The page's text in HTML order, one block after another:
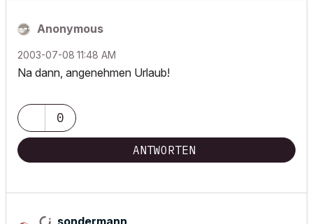
Anonymous
‎2003-07-08 11:48 AM
Na dann, angenehmen Urlaub!
0
ANTWORTEN
sondermann